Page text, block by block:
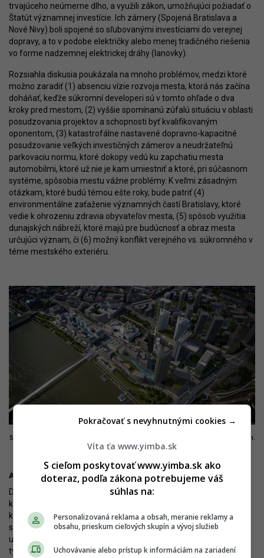
trvajúceho neúmerne dlho, a využili zákon, umožňujúci požiadať o
Štatút významnej investície. Ich zámery (Spojená Bratislava a
Nové Nivy) boli spojené so sľubovanými investíciami do verejnej
dopravy, a to v podobe električky alebo menej tradičného riešenia
vo forme nadzemnej elektrickej dráhy (lanovky).
Rozsiahla diskusia poukázala na mnoho problémov, medzi ktoré
možno zaradiť (1) absenciu vízie rozvoja mesta, ktorá nás začína
doháňať, keďže súkromní developeri sú v tomto ohľade o dva
kroky pred mestom, (2) vyššie spomínanú zúfalú situáciu v oblasti
posudzovania projektov a schopnosti byť kvalifikovaným
oponentom, (3) katastrofálne nastavené dopravno-kapacitné
posudzovanie veľkých investičných zámerov a neudržateľnú
parkovaciu normu, ktoré dokopy vedú ku zapchatiu mesta
automobilmi, ktoré už nie je kam umiestniť a ktoré, pri súčasnom
systéme, spôsobia mestu vážne problémy. K veľmi zásadným
otázkam, ktoré budú témou ešte roky, bude patriť (4)
environmentálne zaťaženie významných častí Bratislavy, ktoré
vedie k ohrozeniu zdravia obyvateľov mesta, (5) spôsob využitia
dunajských nábreží, ktoré majú pre budúcnosť a obraz mesta
určujúci význam, či (6) možný konflikt verejného vs. súkromného v
téme mestského exteriéru.
Spojená Bratislava od JTRE patrí k najväčším bratislavským zámerom.
Zdroj: JTRE
Absencia vízie a koncepcie
Downtown bol len najsilnejším prejavom rozdielnosti medzi tým,
kam Bratislava vo forme súkromného developmentu kráča - teda
k transformácii na sebavedomú metropolu - a tým, ako jej
samospráva zaostáva za štandardami, ktoré sa stávajú bežnými
už aj na Slovensku, nielen v mestách na západ či sever od nás. K
týmto veciam patrí nefungujúca parkovacia politika, absencia
Víta ťa www.yimba.sk
S cieľom poskytovať www.yimba.sk ako
doteraz, podľa zákona potrebujeme váš
súhlas na:
Personalizovaná reklama a obsah, meranie reklamy a
obsahu, prieskum cieľových skupín a vývoj služieb
Uchovávanie alebo prístup k informáciám na zariadení
Pokračovať s nevyhnutnými cookies →